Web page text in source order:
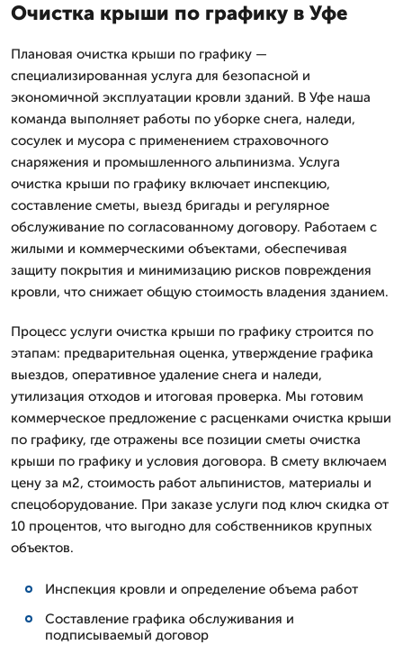
Очистка крыши по графику в Уфе
Плановая очистка крыши по графику —
специализированная услуга для безопасной и
экономичной эксплуатации кровли зданий. В Уфе наша
команда выполняет работы по уборке снега, наледи,
сосулек и мусора с применением страховочного
снаряжения и промышленного альпинизма. Услуга
очистка крыши по графику включает инспекцию,
составление сметы, выезд бригады и регулярное
обслуживание по согласованному договору. Работаем с
жилыми и коммерческими объектами, обеспечивая
защиту покрытия и минимизацию рисков повреждения
кровли, что снижает общую стоимость владения зданием.
Процесс услуги очистка крыши по графику строится по
этапам: предварительная оценка, утверждение графика
выездов, оперативное удаление снега и наледи,
утилизация отходов и итоговая проверка. Мы готовим
коммерческое предложение с расценками очистка крыши
по графику, где отражены все позиции сметы очистка
крыши по графику и условия договора. В смету включаем
цену за м2, стоимость работ альпинистов, материалы и
спецоборудование. При заказе услуги под ключ скидка от
10 процентов, что выгодно для собственников крупных
объектов.
Инспекция кровли и определение объема работ
Составление графика обслуживания и
подписываемый договор